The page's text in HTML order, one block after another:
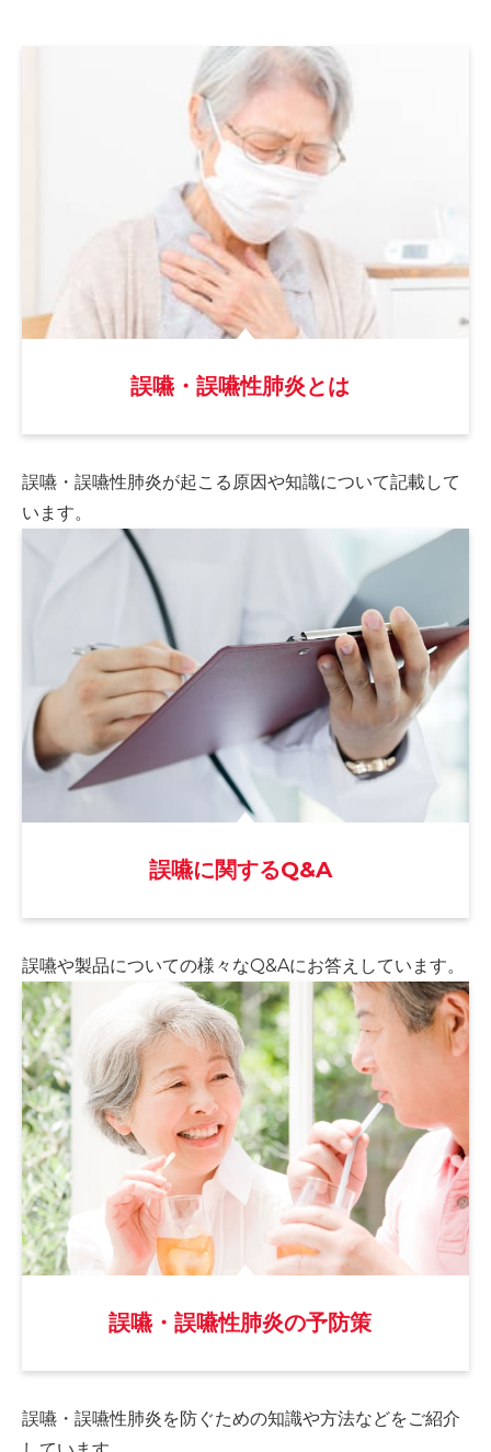
誤嚥・誤嚥性肺炎とは
誤嚥・誤嚥性肺炎が起こる原因や知識について記載して
います。
誤嚥に関するQ&A
誤嚥や製品についての様々なQ&Aにお答えしています。
誤嚥・誤嚥性肺炎の予防策
誤嚥・誤嚥性肺炎を防ぐための知識や方法などをご紹介